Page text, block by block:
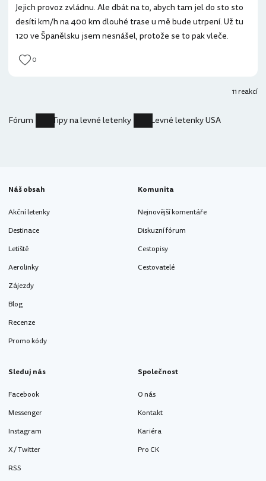
Jejich provoz zvládnu. Ale dbát na to, abych tam jel do sto sto
desíti km/h na 400 km dlouhé trase u mě bude utrpení. Už tu
120 ve Španělsku jsem nesnášel, protože se to pak vleče.
0
11 reakcí
Fórum Tipy na levné letenky Levné letenky USA
Náš obsah
Akční letenky
Destinace
Letiště
Aerolinky
Zájezdy
Blog
Recenze
Promo kódy
Komunita
Nejnovější komentáře
Diskuzní fórum
Cestopisy
Cestovatelé
Sleduj nás
Facebook
Messenger
Instagram
X / Twitter
RSS
Společnost
O nás
Kontakt
Kariéra
Pro CK